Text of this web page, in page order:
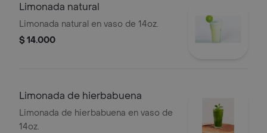
Limonada natural
Limonada natural en vaso de 14oz.
$ 14.000
Limonada de hierbabuena
Limonada de hierbabuena en vaso de
14oz.